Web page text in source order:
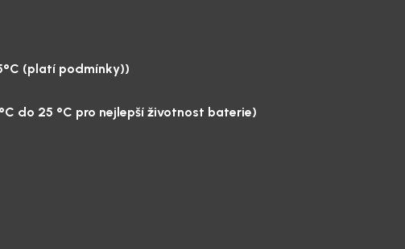
(platí podmínky))
do 25 °C pro nejlepší životnost baterie)